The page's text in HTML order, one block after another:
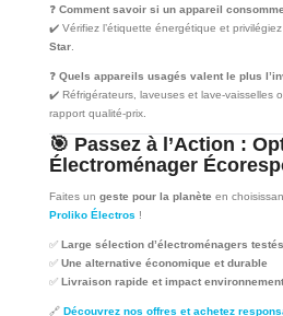
❓ Comment savoir si un appareil
✔️ Vérifiez l’étiquette énergétique et
Star.
❓ Quels appareils usagés valent le plus
✔️ Réfrigérateurs, laveuses et lave-vaisselles
rapport qualité-prix.
🎯 Passez à l’Action :
Électroménager
Faites un geste pour la planète en
Proliko Électros !
✅ Large sélection d’électroménagers
✅ Une alternative économique et durable
✅ Livraison rapide et impact
🔗 Découvrez nos offres et achetez